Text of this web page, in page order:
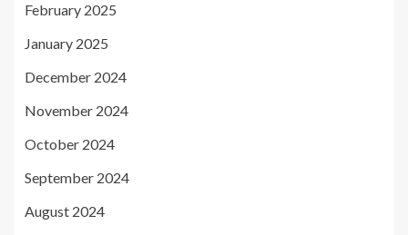
February 2025
January 2025
December 2024
November 2024
October 2024
September 2024
August 2024